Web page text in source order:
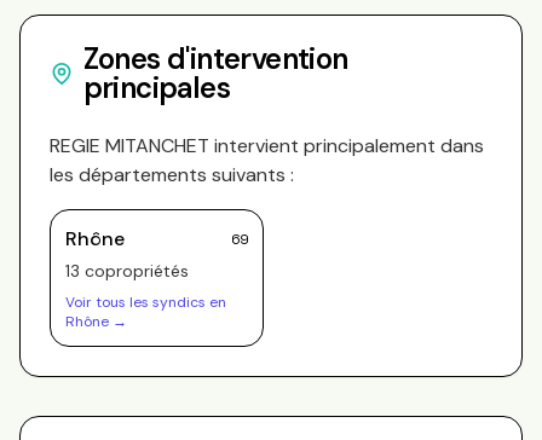
Zones d'intervention
principales
REGIE MITANCHET intervient principalement dans
les départements suivants :
Rhône 69
13 copropriétés
Voir tous les syndics en
Rhône →